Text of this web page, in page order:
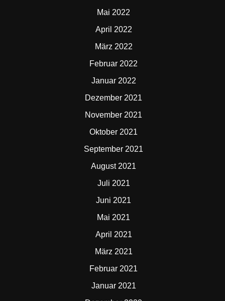
Mai 2022
April 2022
März 2022
Februar 2022
Januar 2022
Dezember 2021
November 2021
Oktober 2021
September 2021
August 2021
Juli 2021
Juni 2021
Mai 2021
April 2021
März 2021
Februar 2021
Januar 2021